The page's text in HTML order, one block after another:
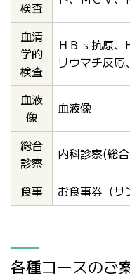
検査
血清
学的
検査
ＨＢｓ抗原、
リウマチ反応
血液
像
血液像
総合
診察
内科診察(総
食事 お食事券（サ
各種コースのご